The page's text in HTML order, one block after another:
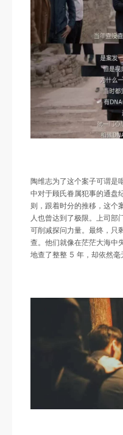
陶维志为了这个案子可谓是
中对于顾氏眷属犯事的通盘
则，跟着时分的推移，这个
人也曾达到了极限。上司部
可削减探问力量。最终，只
查。他们就像在茫茫大海中
地查了整整 5 年，却依然毫